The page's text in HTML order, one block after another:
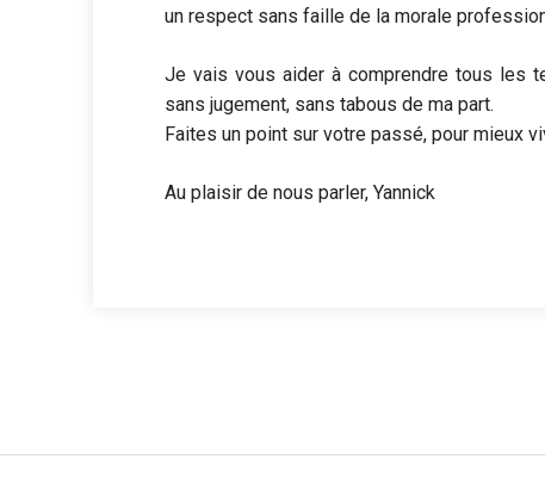
un respect sans faille de la morale
Je vais vous aider à comprendre tous les
sans jugement, sans tabous de ma part.
Faites un point sur votre passé, pour mieux
Au plaisir de nous parler, Yannick